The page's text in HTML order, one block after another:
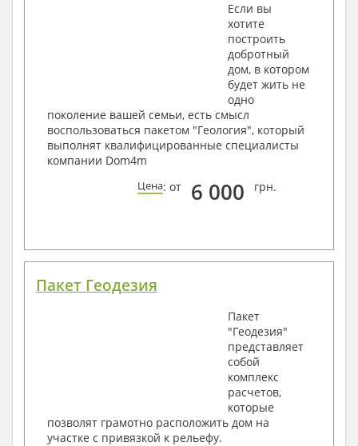
Если вы
хотите
построить
добротный
дом, в котором
будет жить не
одно
поколение вашей семьи, есть смысл
воспользоваться пакетом "Геология", который
выполнят квалифицированные специалисты
компании Dom4m
Цена: от 6 000 грн.
Пакет Геодезия
Пакет
"Геодезия"
представляет
собой
комплекс
расчетов,
которые
позволят грамотно расположить дом на
участке с привязкой к рельефу.